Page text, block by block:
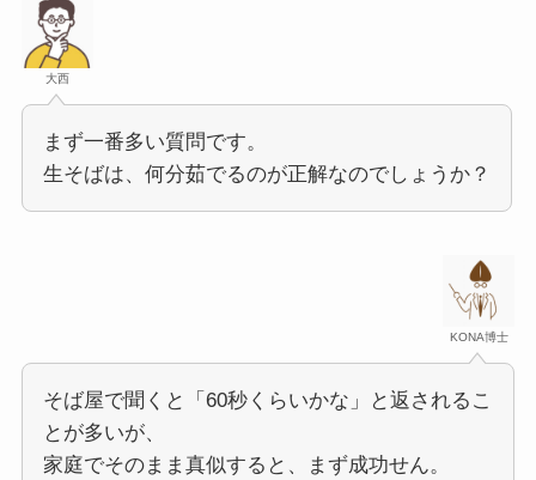
大西
まず一番多い質問です。
生そばは、何分茹でるのが正解なのでしょうか？
KONA博士
そば屋で聞くと「60秒くらいかな」と返されるこ
とが多いが、
家庭でそのまま真似すると、まず成功せん。